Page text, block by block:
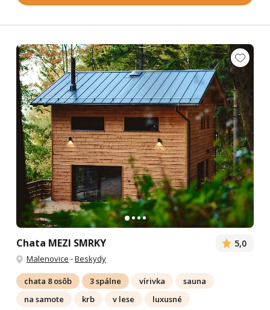
Chata MEZI SMRKY 5,0
Malenovice -Beskydy
chata 8 osôb 3 spálne vírivka
sauna
na samote
krb v lese
luxusné